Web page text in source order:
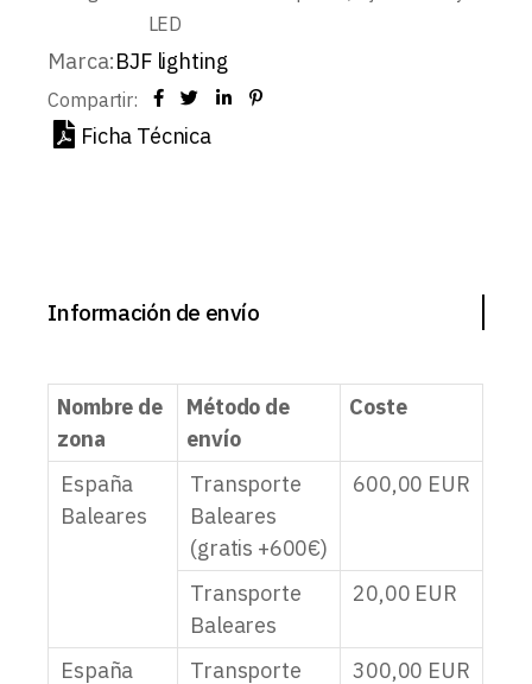
LED
Marca:BJF lighting
Compartir:
Ficha Técnica
Información de envío
Nombre de
zona
Método de
envío
Coste
España
Baleares
Transporte
Baleares
(gratis +600€)
600,00 EUR
Transporte
Baleares
20,00 EUR
España
Transporte
300,00 EUR